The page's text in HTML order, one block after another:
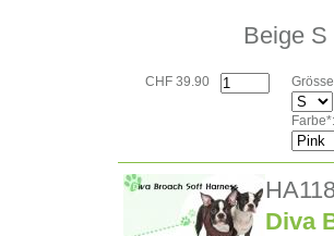
Beige S
CHF 39.90
Farbe*:
Diva